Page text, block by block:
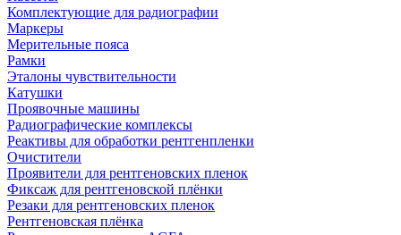
Комплектующие для радиографии
Маркеры
Мерительные пояса
Рамки
Эталоны чувствительности
Катушки
Проявочные машины
Радиографические комплексы
Реактивы для обработки рентгенпленки
Очистители
Проявители для рентгеновских пленок
Фиксаж для рентгеновской плёнки
Резаки для рентгеновских пленок
Рентгеновская плёнка